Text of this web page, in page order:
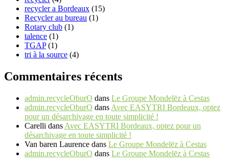
recycler a Bordeaux (15)
Recycler au bureau (1)
Rotary club (1)
talence (1)
TGAP(1)
tri à la source (4)
Commentaires récents
admin.recycleOburO dans Le Groupe Mondelēz à Cestas
admin.recycleOburO dans Avec EASYTRI Bordeaux, optez
pour un désarchivage en toute simplicité !
Carelli dans Avec EASYTRI Bordeaux, optez pour un
désarchivage en toute simplicité !
Van baren Laurence dans Le Groupe Mondelēz à Cestas
admin.recycleOburO dans Le Groupe Mondelēz à Cestas